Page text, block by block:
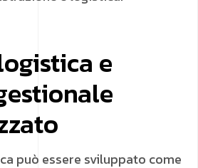
e
può essere sviluppato come